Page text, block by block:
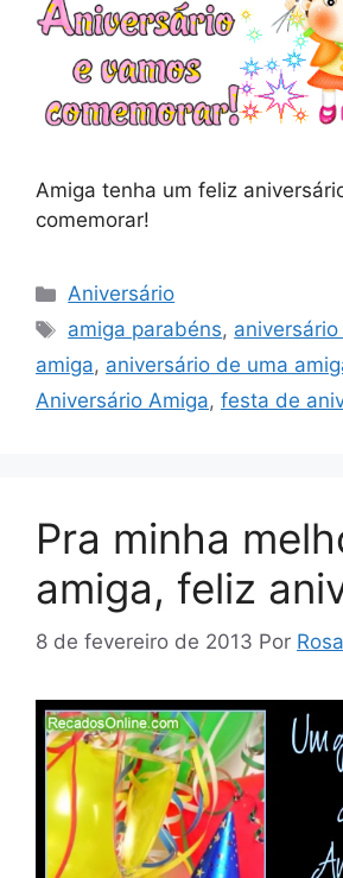
Amiga tenha um feliz
comemorar!
Categorias
Aniversário
Tags
amiga parabéns,
amiga, aniversário de uma
Aniversário Amiga, festa de
Pra minha
amiga, feliz
8 de fevereiro de 2013 Por